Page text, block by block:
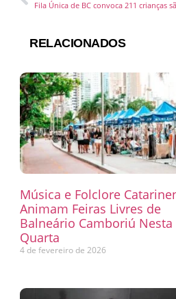
Fila Única de BC convoca 211 crianças
RELACIONADOS
Música e Folclore
Animam Feiras Livres de
Balneário Camboriú Nesta
Quarta
4 de fevereiro de 2026